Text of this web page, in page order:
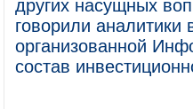
других насущных
говорили
организованной
состав